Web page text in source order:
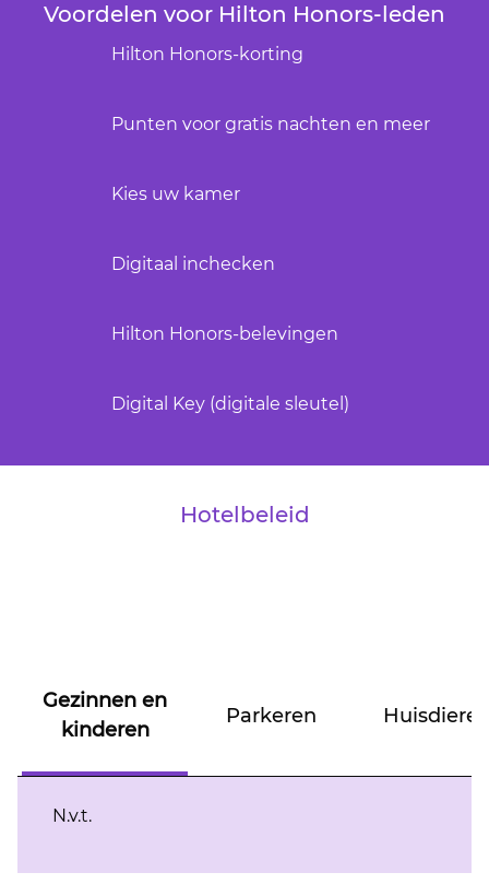
Voordelen voor Hilton Honors-leden
Hilton Honors-korting
Punten voor gratis nachten en meer
Kies uw kamer
Digitaal inchecken
Hilton Honors-belevingen
Digital Key (digitale sleutel)
Hotelbeleid
Gezinnen en
kinderen
Parkeren
N.v.t.